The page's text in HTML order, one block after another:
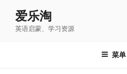
爱乐淘
英语启蒙、学习资源
菜单